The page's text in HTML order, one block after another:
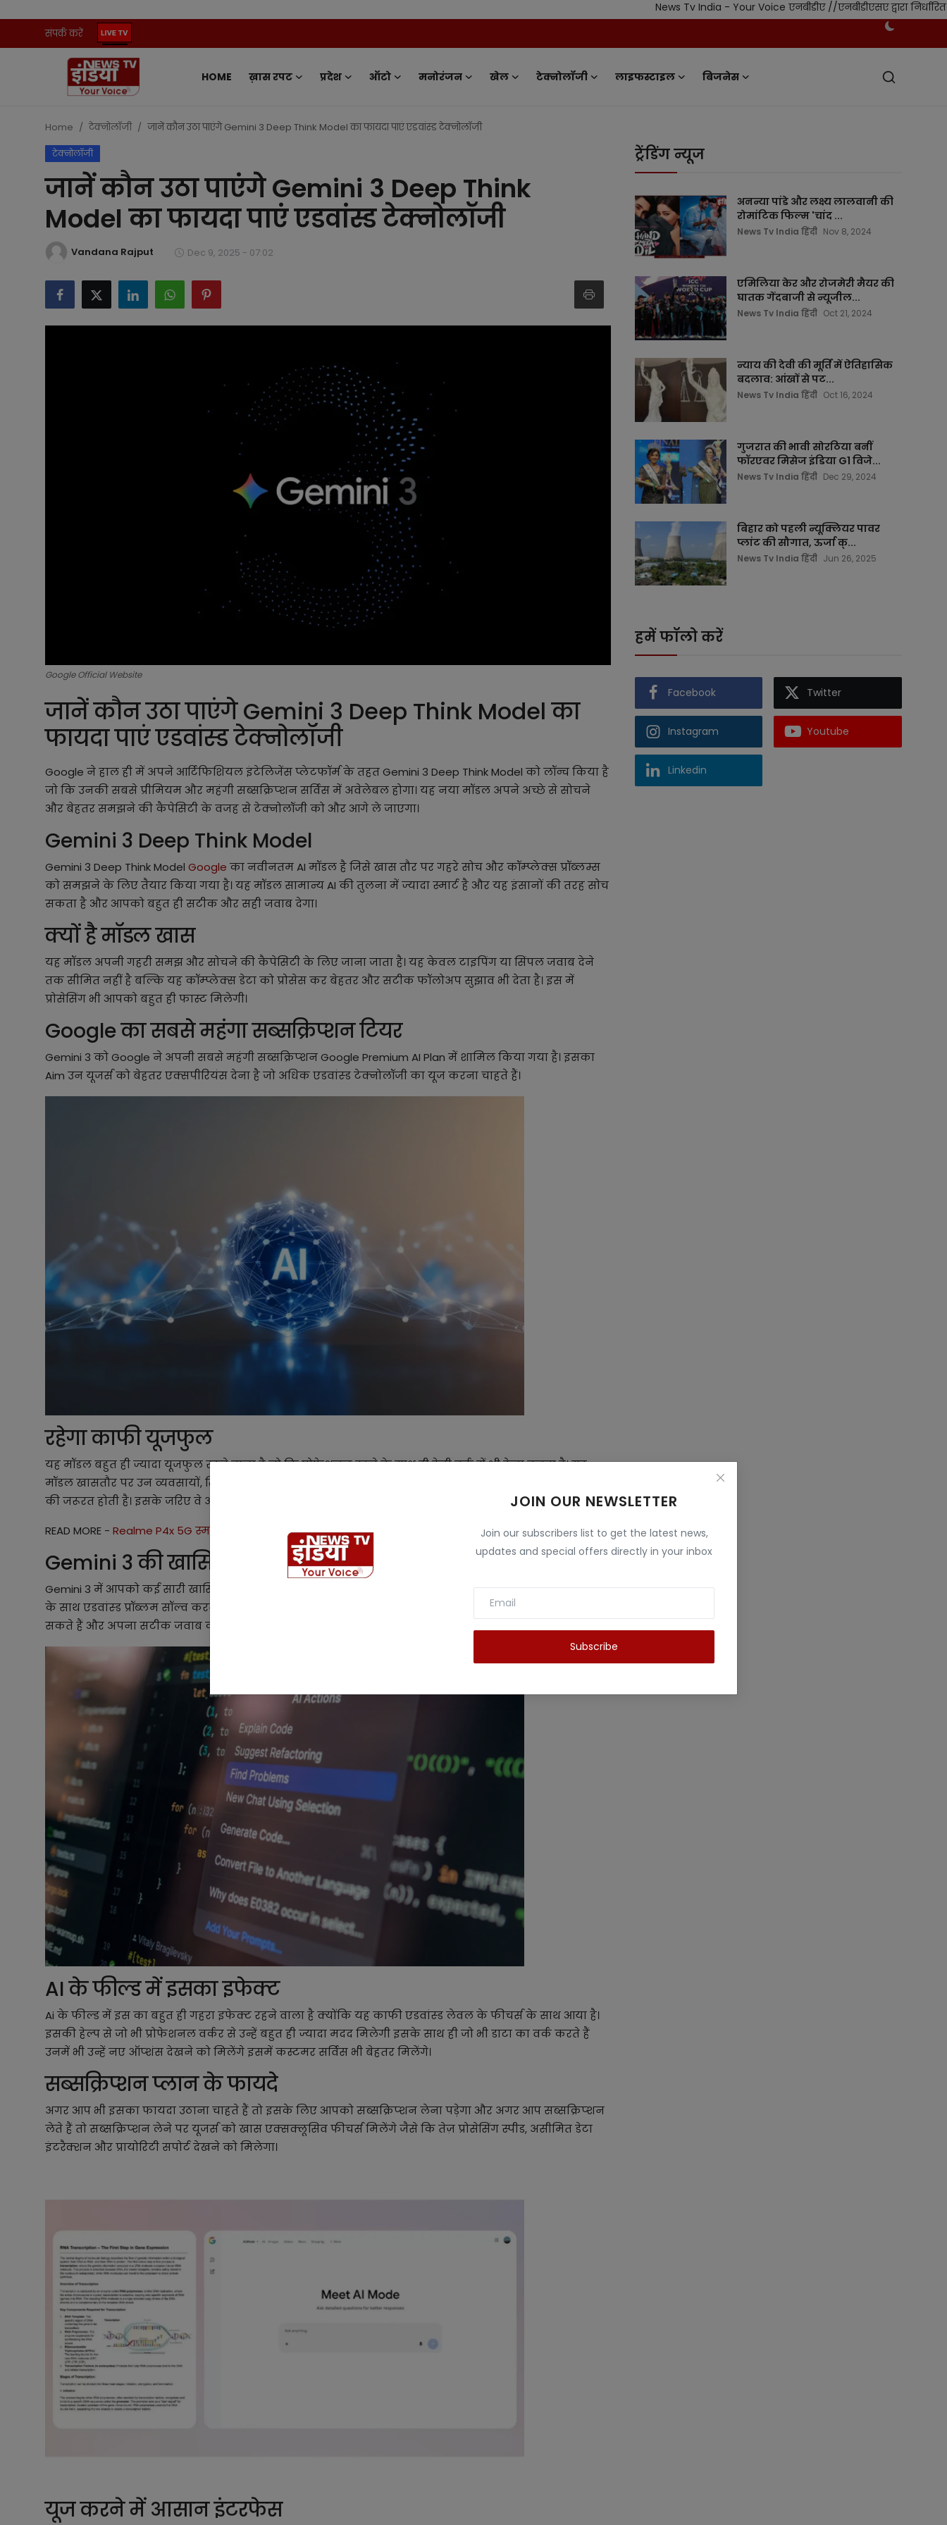
News Tv India - Your Voice एनबीडीए //एनबीडीएसए द्वारा निर्धारित
संपर्क करें
HOME ख़ास रपट प्रदेश ऑटो मनोरंजन खेल टेक्नोलॉजी लाइफस्टाइल बिजनेस
संपर्क करें
ख़ास रपट
मनोरंजन
JOIN OUR NEWSLETTER
Join our subscribers list to get the latest news,
updates and special offers directly in your inbox
Subscribe
Home टेक्नोलॉजी जानें कौन उठा पाएंगे Gemini 3 Deep Think Model का फायदा पाएं एडवांस्ड टेक्नोलॉजी
टेक्नोलॉजी
जानें कौन उठा पाएंगे Gemini 3 Deep Think
Model का फायदा पाएं एडवांस्ड टेक्नोलॉजी
Vandana Rajput Dec 9, 2025 - 07:02
Google Official Website
जानें कौन उठा पाएंगे Gemini 3 Deep Think Model का
फायदा पाएं एडवांस्ड टेक्नोलॉजी
Google ने हाल ही में अपने आर्टिफिशियल इंटेलिजेंस प्लेटफॉर्म के तहत Gemini 3 Deep Think Model को लॉन्च किया है
जो कि उनकी सबसे प्रीमियम और महंगी सब्सक्रिप्शन सर्विस में अवेलेबल होगा। यह नया मॉडल अपने अच्छे से सोचने
और बेहतर समझने की कैपेसिटी के वजह से टेक्नोलॉजी को और आगे ले जाएगा।
Gemini 3 Deep Think Model
Gemini 3 Deep Think Model Google का नवीनतम AI मॉडल है जिसे खास तौर पर गहरे सोच और कॉम्प्लेक्स प्रॉब्लम्स
को समझने के लिए तैयार किया गया है। यह मॉडल सामान्य AI की तुलना में ज्यादा स्मार्ट है और यह इंसानों की तरह सोच
सकता है और आपको बहुत ही सटीक और सही जवाब देगा।
क्यों है मॉडल खास
यह मॉडल अपनी गहरी समझ और सोचने की कैपेसिटी के लिए जाना जाता है। यह केवल टाइपिंग या सिंपल जवाब देने
तक सीमित नहीं है बल्कि यह कॉम्प्लेक्स डेटा को प्रोसेस कर बेहतर और सटीक फॉलोअप सुझाव भी देता है। इस में
प्रोसेसिंग भी आपको बहुत ही फास्ट मिलेगी।
Google का सबसे महंगा सब्सक्रिप्शन टियर
Gemini 3 को Google ने अपनी सबसे महंगी सब्सक्रिप्शन Google Premium AI Plan में शामिल किया गया है। इसका
Aim उन यूजर्स को बेहतर एक्सपीरियंस देना है जो अधिक एडवांस्ड टेक्नोलॉजी का यूज करना चाहते हैं।
रहेगा काफी यूजफुल
यह मॉडल बहुत ही ज्यादा यूजफुल रहने वाला है जो कि प्रोफेशनल रहने के साथ ही डेली वर्क में भी हेल्प करता है। यह
मॉडल खासतौर पर उन व्यवसायों, रिसर्चर्स और कंटेंट क्रिएटर्स के लिए यूजफुल है जिन्हें जटिल और बड़े डेटा को समझने
की जरूरत होती है। इसके जरिए वे अपने काम को और तेज़ व बढ़िया बना सकते हैं।
READ MORE - Realme P4x 5G स्मार्टफोन जबरजस्त बैटरी के साथ आज हुआ लॉन्च मिलेंगे धांसू फीचर्स
Gemini 3 की खासियत
Gemini 3 में आपको कई सारी खासियत देखने को मिल सकती है जिस में गहरी और कॉम्प्लेक्स सोच और नेचुरल लैंग्वेज
के साथ एडवांस्ड प्रॉब्लम सॉल्व करने की कैपेसिटी भी मिलेगी। इसमें अब काफी ज्यादा अच्छी तरीके से बातचीत कर
सकते हैं और अपना सटीक जवाब का सकते हैं।
AI के फील्ड में इसका इफेक्ट
Ai के फील्ड में इस का बहुत ही गहरा इफेक्ट रहने वाला है क्योंकि यह काफी एडवांस्ड लेवल के फीचर्स के साथ आया है।
इसकी हेल्प से जो भी प्रोफेशनल वर्कर से उन्हें बहुत ही ज्यादा मदद मिलेगी इसके साथ ही जो भी डाटा का वर्क करते हैं
उनमें भी उन्हें नए ऑप्शंस देखने को मिलेंगे इसमें कस्टमर सर्विस भी बेहतर मिलेंगे।
सब्सक्रिप्शन प्लान के फायदे
अगर आप भी इसका फायदा उठाना चाहते हैं तो इसके लिए आपको सब्सक्रिप्शन लेना पड़ेगा और अगर आप सब्सक्रिप्शन
लेते हैं तो सब्सक्रिप्शन लेने पर यूजर्स को खास एक्सक्लूसिव फीचर्स मिलेंगे जैसे कि तेज़ प्रोसेसिंग स्पीड, असीमित डेटा
इंटरैक्शन और प्रायोरिटी सपोर्ट देखने को मिलेगा।
यूज करने में आसान इंटरफेस
ट्रेंडिंग न्यूज
अनन्या पांडे और लक्ष्य लालवानी की
रोमांटिक फिल्म 'चांद ...
News Tv India हिंदी Nov 8, 2024
एमिलिया केर और रोजमेरी मैयर की
घातक गेंदबाजी से न्यूजील...
News Tv India हिंदी Oct 21, 2024
न्याय की देवी की मूर्ति में ऐतिहासिक
बदलाव: आंखों से पट...
News Tv India हिंदी Oct 16, 2024
गुजरात की भावी सोरठिया बनीं
फॉरएवर मिसेज इंडिया G1 विजे...
News Tv India हिंदी Dec 29, 2024
बिहार को पहली न्यूक्लियर पावर
प्लांट की सौगात, ऊर्जा क्...
News Tv India हिंदी Jun 26, 2025
हमें फॉलो करें
Facebook Twitter
Instagram Youtube
Linkedin